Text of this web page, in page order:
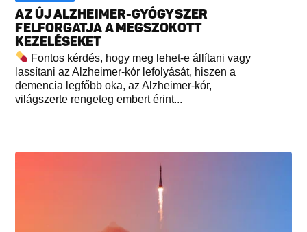
AZ ÚJ ALZHEIMER-GYÓGYSZER
FELFORGATJA A MEGSZOKOTT
KEZELÉSEKET
Fontos kérdés, hogy meg lehet-e állítani vagy
lassítani az Alzheimer-kór lefolyását, hiszen a
demencia legfőbb oka, az Alzheimer-kór,
világszerte rengeteg embert érint...